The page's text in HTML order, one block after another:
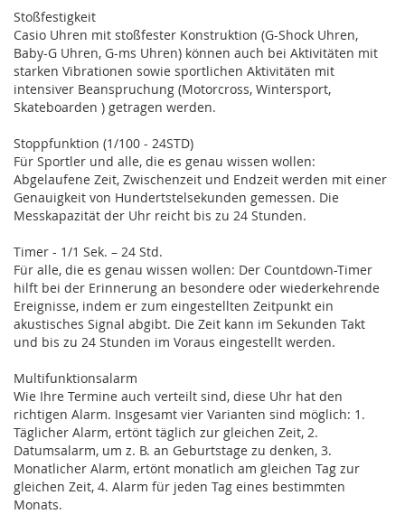
Stoßfestigkeit
Casio Uhren mit stoßfester Konstruktion (G-Shock Uhren,
Baby-G Uhren, G-ms Uhren) können auch bei Aktivitäten mit
starken Vibrationen sowie sportlichen Aktivitäten mit
intensiver Beanspruchung (Motorcross, Wintersport,
Skateboarden ) getragen werden.
Stoppfunktion (1/100 - 24STD)
Für Sportler und alle, die es genau wissen wollen:
Abgelaufene Zeit, Zwischenzeit und Endzeit werden mit einer
Genauigkeit von Hundertstelsekunden gemessen. Die
Messkapazität der Uhr reicht bis zu 24 Stunden.
Timer - 1/1 Sek. – 24 Std.
Für alle, die es genau wissen wollen: Der Countdown-Timer
hilft bei der Erinnerung an besondere oder wiederkehrende
Ereignisse, indem er zum eingestellten Zeitpunkt ein
akustisches Signal abgibt. Die Zeit kann im Sekunden Takt
und bis zu 24 Stunden im Voraus eingestellt werden.
Multifunktionsalarm
Wie Ihre Termine auch verteilt sind, diese Uhr hat den
richtigen Alarm. Insgesamt vier Varianten sind möglich: 1.
Täglicher Alarm, ertönt täglich zur gleichen Zeit, 2.
Datumsalarm, um z. B. an Geburtstage zu denken, 3.
Monatlicher Alarm, ertönt monatlich am gleichen Tag zur
gleichen Zeit, 4. Alarm für jeden Tag eines bestimmten
Monats.